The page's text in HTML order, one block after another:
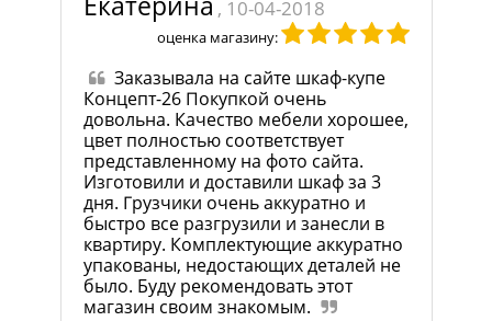
, 10-04-2018
оценка магазину:
Заказывала на сайте шкаф-купе
Концепт-26 Покупкой очень
довольна. Качество мебели хорошее,
цвет полностью соответствует
представленному на фото сайта.
Изготовили и доставили шкаф за 3
дня. Грузчики очень аккуратно и
быстро все разгрузили и занесли в
квартиру. Комплектующие аккуратно
упакованы, недостающих деталей не
было. Буду рекомендовать этот
магазин своим знакомым.